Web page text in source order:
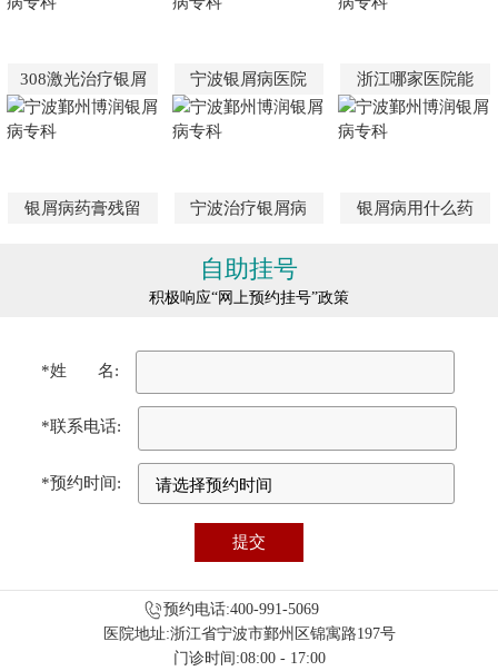
308激光治疗银屑 宁波银屑病医院 浙江哪家医院能
银屑病药膏残留 宁波治疗银屑病 银屑病用什么药
自助挂号
积极响应“网上预约挂号”政策
*姓 名:
*联系电话:
*预约时间:
预约电话:400-991-5069
医院地址:浙江省宁波市鄞州区锦寓路197号
门诊时间:08:00 - 17:00